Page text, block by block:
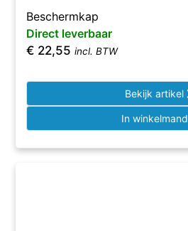
Beschermkap
Direct leverbaar
€ 22,55 incl. BTW
Bekijk artikel
In winkelmand